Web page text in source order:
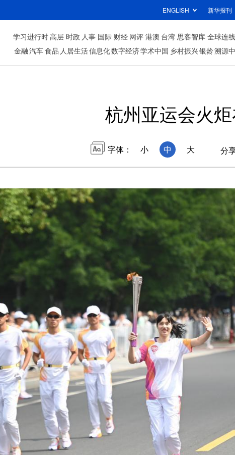
ENGLISH 新华报刊
学习进行时高层 时政 人事 国际 财经 网评 港澳 台湾 思客智库 全球连线
金融汽车食品 人居生活信息化数字经济学术中国 乡村振兴银龄溯源
杭州亚运会火
字体： 小 中 大 分